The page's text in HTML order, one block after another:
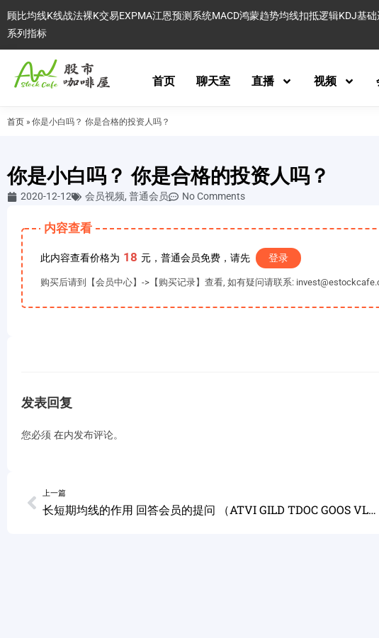
顾比均线K线战法裸K交易EXPMA江恩预测系统MACD鸿蒙趋势均线扣抵逻辑KDJ基
系列指标
首页 聊天室 直播 视频
首页 » 你是小白吗？ 你是合格的投资人吗？
你是小白吗？ 你是合格的投资人吗？
2020-12-12 会员视频, 普通会员 No Comments
内容查看
此内容查看价格为 18 元，普通会员免费，请先 登录
购买后请到【会员中心】->【购买记录】查看, 如有疑问请联系:
发表回复
您必须 在内发布评论。
上一篇
长短期均线的作用 回答会员的提问 （ATVI GILD TDOC GOOS VLDR SNDL DOYU HUYA LPI LEN TLS CGRO）